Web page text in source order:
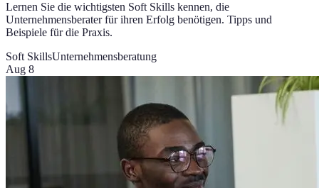
Lernen Sie die wichtigsten Soft Skills kennen, die
Unternehmensberater für ihren Erfolg benötigen. Tipps und
Beispiele für die Praxis.
Soft SkillsUnternehmensberatung
Aug 8